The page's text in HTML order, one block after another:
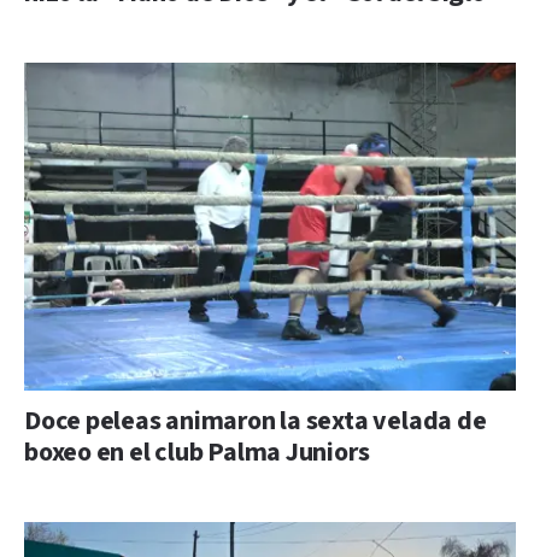
Doce peleas animaron la sexta velada de
boxeo en el club Palma Juniors